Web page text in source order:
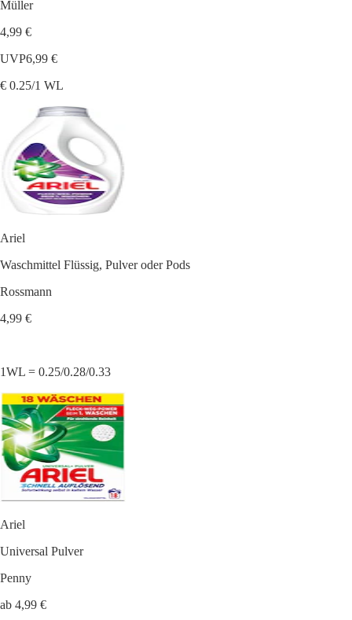
Müller
4,99 €
UVP6,99 €
€ 0.25/1 WL
Ariel
Waschmittel Flüssig, Pulver oder Pods
Rossmann
4,99 €
1WL = 0.25/0.28/0.33
Ariel
Universal Pulver
Penny
ab 4,99 €